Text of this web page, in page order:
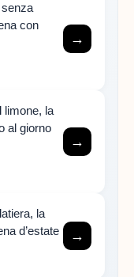
con
→
limone, la
al giorno
→
la
d’estate
→